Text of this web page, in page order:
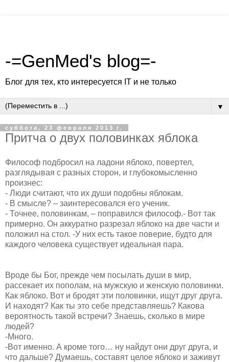
-=GenMed's blog=-
Блог для тех, кто интересуется IT и не только
▼
суббота, 23 февраля 2013 г.
Притча о двух половинках яблока
Философ подбросил на ладони яблоко, повертел,
разглядывая с разных сторон, и глубокомысленно
произнес:
- Люди считают, что их души подобны яблокам.
- В смысле? – заинтересовался его ученик.
- Точнее, половинкам, – поправился философ.- Вот так
примерно. Он аккуратно разрезал яблоко на две части и
положил на стол. -У них есть такое поверие, будто для
каждого человека существует идеальная пара.
Вроде бы Бог, прежде чем посылать души в мир,
рассекает их пополам, на мужскую и женскую половинки.
Как яблоко. Вот и бродят эти половинки, ищут друг друга.
И находят? Как ты это себе представляешь? Какова
вероятность такой встречи? Знаешь, сколько в мире
людей?
-Много.
-Вот именно. А кроме того… ну найдут они друг друга, и
что дальше? Думаешь, составят целое яблоко и заживут